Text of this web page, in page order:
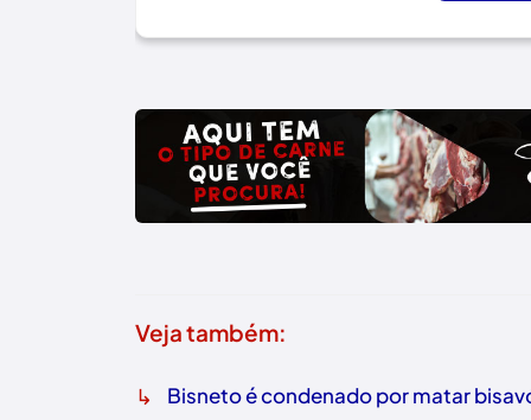
Veja também:
↳ Bisneto é condenado por matar